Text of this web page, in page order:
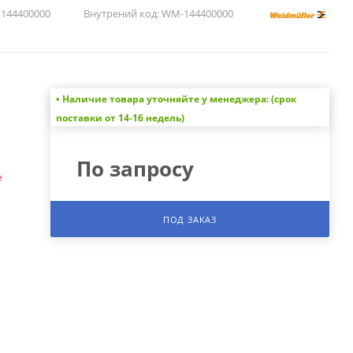
144400000 Внутрений код:WM-144400000
• Наличие товара уточняйте у менеджера: (срок
поставки от 14-16 недель)
По запросу
ПОД ЗАКАЗ